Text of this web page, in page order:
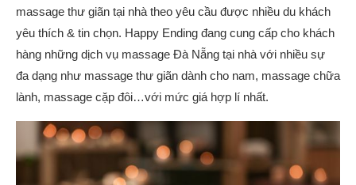
massage thư giãn tại nhà theo yêu cầu được nhiều du khách
yêu thích & tin chọn. Happy Ending đang cung cấp cho khách
hàng những dịch vụ massage Đà Nẵng tại nhà với nhiều sự
đa dạng như massage thư giãn dành cho nam, massage chữa
lành, massage cặp đôi…với mức giá hợp lí nhất.